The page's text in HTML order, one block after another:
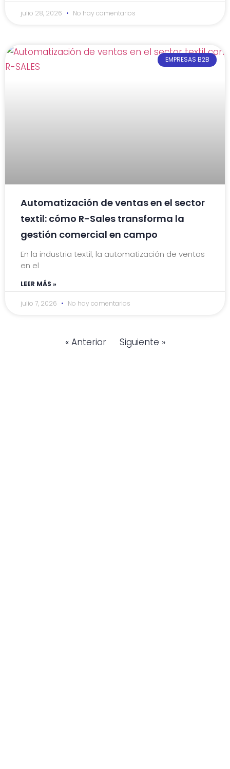
julio 28, 2026 No hay comentarios
EMPRESAS B2B
Automatización de ventas en el sector
textil: cómo R-Sales transforma la
gestión comercial en campo
En la industria textil, la automatización de ventas
en el
LEER MÁS »
julio 7, 2026 No hay comentarios
« Anterior Siguiente »